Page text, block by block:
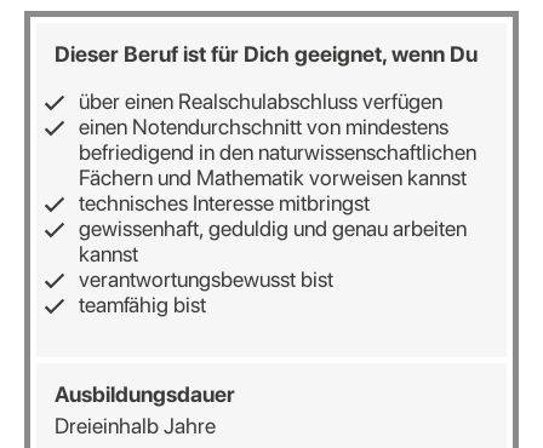
Dieser Beruf ist für Dich geeignet, wenn Du
über einen Realschulabschluss verfügen
einen Notendurchschnitt von mindestens
befriedigend in den naturwissenschaftlichen
Fächern und Mathematik vorweisen kannst
technisches Interesse mitbringst
gewissenhaft, geduldig und genau arbeiten
kannst
verantwortungsbewusst bist
teamfähig bist
Ausbildungsdauer
Dreieinhalb Jahre